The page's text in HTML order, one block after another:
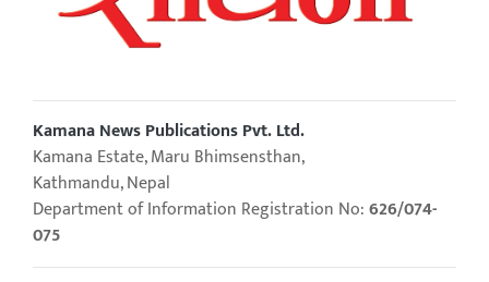
Kamana News Publications Pvt. Ltd.
Kamana Estate, Maru Bhimsensthan,
Kathmandu, Nepal
Department of Information Registration No:626/074-
075